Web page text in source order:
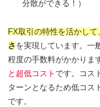
分散ができる！）
FX取引の特性を活かして
さ を実現しています。一
程度の手数料がかかりま
と超低コスト です。コス
ターンとなるため低コス
です。